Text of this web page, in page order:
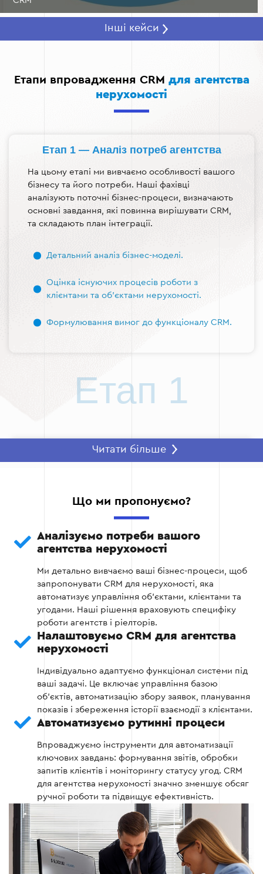
Інші кейси
Етапи впровадження CRM для агентства
нерухомості
Етап 1 — Аналіз потреб агентства
На цьому етапі ми вивчаємо особливості вашого
бізнесу та його потреби. Наші фахівці
аналізують поточні бізнес-процеси, визначають
основні завдання, які повинна вирішувати CRM,
та складають план інтеграції.
Детальний аналіз бізнес-моделі.
Оцінка існуючих процесів роботи з
клієнтами та об'єктами нерухомості.
Формулювання вимог до функціоналу CRM.
Етап 1
Етап 2 — Вибір оптимальної CRM-
рекомендуємо найкращу платформу для
управління взаємовідносинами з клієнтами.
необхідність інтеграції з іншими системами.
Огляд ринку CRM-систем.
Рекомендації щодо вибору платформи.
Узгодження рішення із замовником.
Етап 2
Етап 3 — Налаштування CRM
Після вибору системи ми здійснюємо її
налаштування відповідно до специфіки вашого
бізнесу. Це включає створення структурованих
баз даних клієнтів, об’єктів нерухомості та угод.
Інтеграція з існуючими базами даних та
платформами.
Читати більше
Що ми пропонуємо?
Аналізуємо потреби вашого
агентства нерухомості
Ми детально вивчаємо ваші бізнес-процеси, щоб
запропонувати CRM для нерухомості, яка
автоматизує управління об'єктами, клієнтами та
угодами. Наші рішення враховують специфіку
роботи агентств і ріелторів.
Налаштовуємо CRM для агентства
нерухомості
Індивідуально адаптуємо функціонал системи під
ваші задачі. Це включає управління базою
об’єктів, автоматизацію збору заявок, планування
показів і збереження історії взаємодії з клієнтами.
Автоматизуємо рутинні процеси
Впроваджуємо інструменти для автоматизації
ключових завдань: формування звітів, обробки
запитів клієнтів і моніторингу статусу угод. CRM
для агентства нерухомості значно зменшує обсяг
ручної роботи та підвищує ефективність.